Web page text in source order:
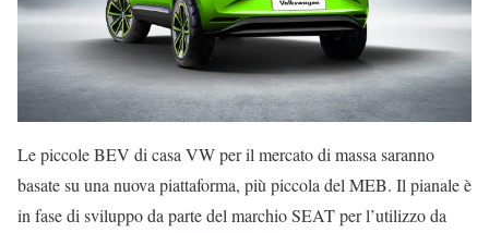
Le piccole BEV di casa VW per il mercato di massa saranno
basate su una nuova piattaforma, più piccola del MEB. Il pianale è
in fase di sviluppo da parte del marchio SEAT per l’utilizzo da